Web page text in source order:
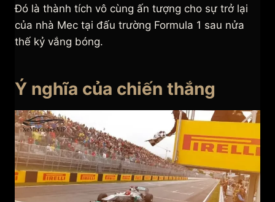
Đó là thành tích vô cùng ấn tượng cho sự trở lại
của nhà Mec tại đấu trường Formula 1 sau nửa
thế kỷ vắng bóng.
Ý nghĩa của chiến thắng